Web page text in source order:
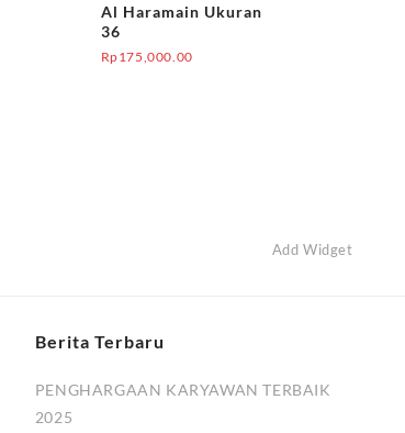
Al Haramain Ukuran
36
Rp175,000.00
Add Widget
Berita Terbaru
PENGHARGAAN KARYAWAN TERBAIK
2025